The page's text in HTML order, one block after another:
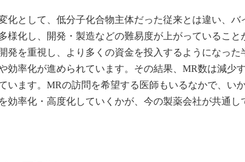
として、低分子化合物主体だった従来とは違い、バ
様化し、開発・製造などの難易度が上がっていること
発を重視し、より多くの資金を投入するようになった
効率化が進められています。その結果、MR数は減少
います。MRの訪問を希望する医師もいるなかで、い
効率化・高度化していくかが、今の製薬会社が共通し